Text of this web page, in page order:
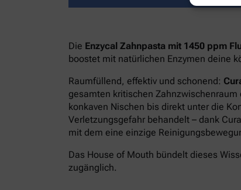
Die Enzycal Zahnpasta mit 1450 ppm
boostet mit natürlichen Enzymen deine
Raumfüllend, effektiv und schonend:
gesamten kritischen
konkaven Nischen bis direkt unter die
Verletzungsgefahr behandelt – dank
mit dem eine einzige
Das House of Mouth bündelt dieses
zugänglich.